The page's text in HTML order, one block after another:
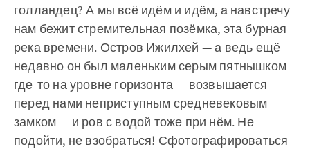
голландец? А мы всё идём и идём, а навстречу
нам бежит стремительная позёмка, эта бурная
река времени. Остров Ижилхей — а ведь ещё
недавно он был маленьким серым пятнышком
где-то на уровне горизонта — возвышается
перед нами неприступным средневековым
замком — и ров с водой тоже при нём. Не
подойти, не взобраться! Сфотографироваться